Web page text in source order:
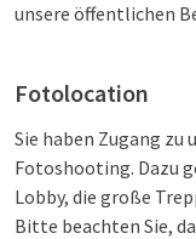
unsere öffentlichen
Fotolocation
Sie haben Zugang
Fotoshooting. Dazu
Lobby, die große
Bitte beachten Sie,